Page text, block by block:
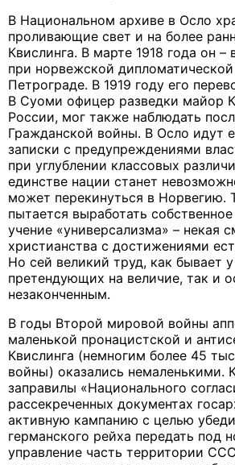
В Национальном архиве в Осло
проливающие свет и на более
Квислинга. В марте 1918 года он –
при норвежской
Петрограде. В 1919 году его
В Суоми офицер разведки майор
России, мог также наблюдать
Гражданской войны. В Осло идут
записки с предупреждениями
при углублении классовых
единстве нации станет
может перекинуться в Норвегию.
пытается выработать
учение «универсализма» – некая
христианства с достижениями
Но сей великий труд, как бывает
претендующих на величие, так и
незаконченным.
В годы Второй мировой войны
маленькой пронацистской и
Квислинга (немногим более 45
войны) оказались немаленькими.
заправилы «Национального
рассекреченных документах
активную кампанию с целью
германского рейха передать под
управление часть территории